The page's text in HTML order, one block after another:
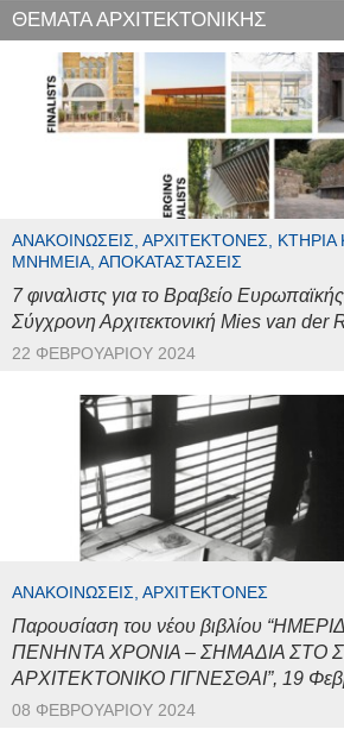
ΘΕΜΑΤΑ ΑΡΧΙΤΕΚΤΟΝΙΚΗΣ
ΑΝΑΚΟΙΝΏΣΕΙΣ, ΑΡΧΙΤΈΚΤΟΝΕΣ, ΚΤΉΡΙΑ
ΜΝΗΜΕΊΑ, ΑΠΟΚΑΤΑΣΤΆΣΕΙΣ
7 φιναλιστς για το Βραβείο
Σύγχρονη Αρχιτεκτονική Mies van der
22 ΦΕΒΡΟΥΑΡΊΟΥ 2024
ΑΝΑΚΟΙΝΏΣΕΙΣ, ΑΡΧΙΤΈΚΤΟΝΕΣ
Παρουσίαση του νέου βιβλίου
ΠΕΝΗΝΤΑ ΧΡΟΝΙΑ – ΣΗΜΑΔΙΑ ΣΤΟ
ΑΡΧΙΤΕΚΤΟΝΙΚΟ ΓΙΓΝΕΣΘΑΙ”, 19
08 ΦΕΒΡΟΥΑΡΊΟΥ 2024